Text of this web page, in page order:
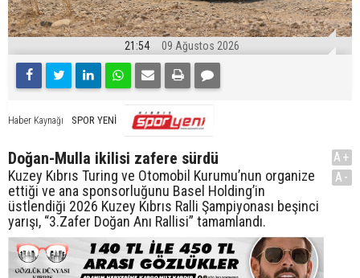
21:54 09 Ağustos 2026
Haber Kaynağı SPOR YENİ
Doğan-Mulla ikilisi zafere sürdü
Kuzey Kıbrıs Turing ve Otomobil Kurumu’nun organize
ettiği ve ana sponsorluğunu Basel Holding’in
üstlendiği 2026 Kuzey Kıbrıs Ralli Şampiyonası beşinci
yarışı, “3.Zafer Doğan Anı Rallisi” tamamlandı.
A+
A-